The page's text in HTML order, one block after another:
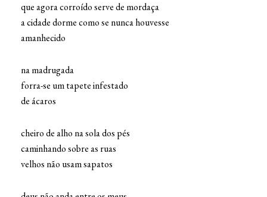
que agora corroído serve de mordaça
a cidade dorme como se nunca houvesse
amanhecido
na madrugada
forra-se um tapete infestado
de ácaros
cheiro de alho na sola dos pés
caminhando sobre as ruas
velhos não usam sapatos